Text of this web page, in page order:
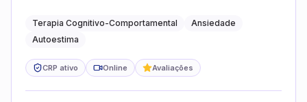
o cotidiano
Terapia Cognitivo-Comportamental
Ansiedade
Autoestima
CRP ativo Online Avaliações